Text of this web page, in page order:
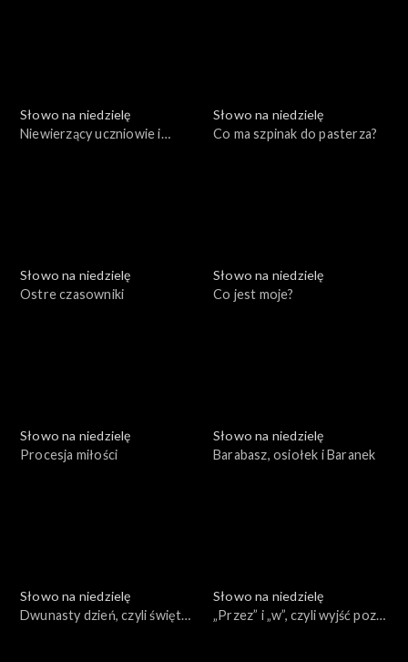
Słowo na niedzielę
Niewierzący uczniowie i
Słowo na niedzielę
Co ma szpinak do pasterza?
Słowo na niedzielę
Ostre czasowniki
Słowo na niedzielę
Co jest moje?
Słowo na niedzielę
Procesja miłości
Słowo na niedzielę
Barabasz, osiołek i Baranek
Słowo na niedzielę
Dwunasty dzień, czyli święty
Słowo na niedzielę
„Przez” i „w”, czyli wyjść poza